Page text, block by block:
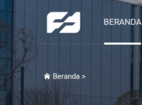
BERANDA
Beranda >